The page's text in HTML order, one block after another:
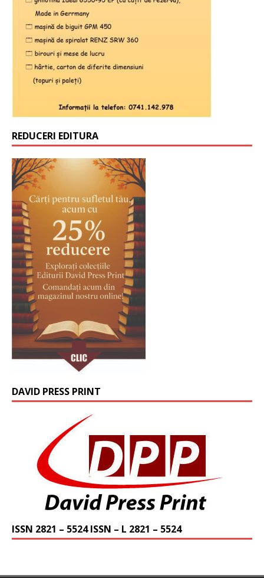
REDUCERI EDITURA
DAVID PRESS PRINT
ISSN 2821 – 5524 ISSN – L 2821 – 5524